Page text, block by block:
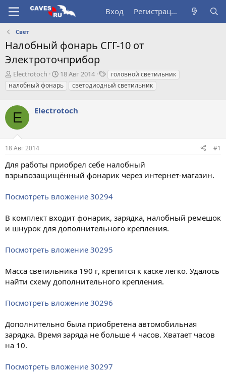
Вход Регистрация
Свет
Налобный фонарь СГГ-10 от
Электроточприбор
А
в
т
т
е
м
ы
Electrotoch
Д
а
т
н
а
а
18 Авг 2014
Т
е
г
головной светильник
налобный фонарь
светодиодный светильник
E Electrotoch
18 Авг 2014 #1
Для работы приобрел себе налобный
взрывозащищённый фонарик через интернет-магазин.
Посмотреть вложение 30294
В комплект входит фонарик, зарядка, налобный ремешок
и шнурок для дополнительного крепления.
Посмотреть вложение 30295
Масса светильника 190 г, крепится к каске легко. Удалось
найти схему дополнительного крепления.
Посмотреть вложение 30296
Дополнительно была приобретена автомобильная
зарядка. Время заряда не больше 4 часов. Хватает часов
на 10.
Посмотреть вложение 30297